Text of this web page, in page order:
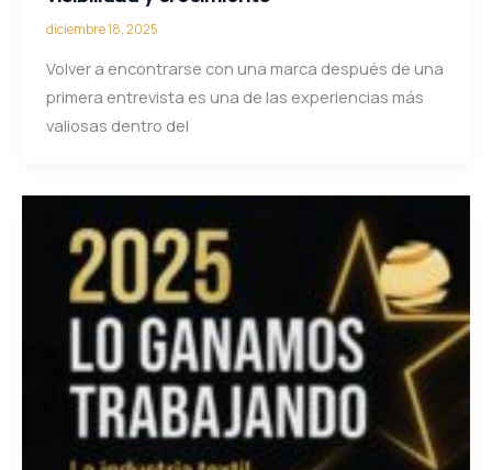
diciembre 18, 2025
Volver a encontrarse con una marca después de una
primera entrevista es una de las experiencias más
valiosas dentro del